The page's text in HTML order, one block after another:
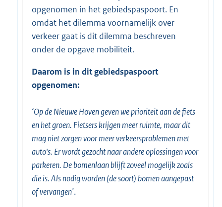
opgenomen in het gebiedspaspoort. En
omdat het dilemma voornamelijk over
verkeer gaat is dit dilemma beschreven
onder de opgave mobiliteit.
Daarom is in dit gebiedspaspoort
opgenomen:
‘Op de Nieuwe Hoven geven we prioriteit aan de fiets
en het groen. Fietsers krijgen meer ruimte, maar dit
mag niet zorgen voor meer verkeersproblemen met
auto's. Er wordt gezocht naar andere oplossingen voor
parkeren. De bomenlaan blijft zoveel mogelijk zoals
die is. Als nodig worden (de soort) bomen aangepast
of vervangen’.